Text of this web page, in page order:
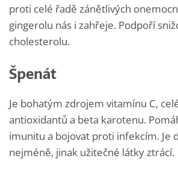
proti celé řadě zánětlivých
gingerolu nás i zahřeje. Podpoří
cholesterolu.
Špenát
Je bohatým zdrojem vitamínu C,
antioxidantů a beta karotenu.
imunitu a bojovat proti infekcím. Je
nejméně, jinak užitečné látky ztrácí.